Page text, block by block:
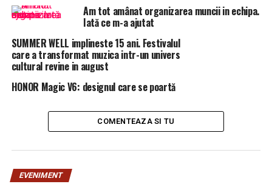
NU RATATI
DEZASTRU ECONOMIC în România: Ce se întâmplă în
spatele ușilor ÎNCHISE! S-a aflat TOTUL! | Aradul De Azi
Am tot amânat organizarea muncii in echipa.
Iată ce m-a ajutat
SUMMER WELL implineste 15 ani. Festivalul
care a transformat muzica intr-un univers
cultural revine in august
HONOR Magic V6: designul care se poartă
COMENTEAZA SI TU
EVENIMENT